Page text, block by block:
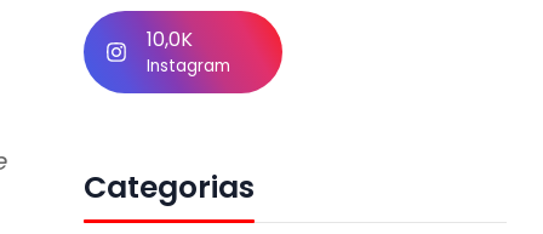
10,0K
Instagram
Categorias